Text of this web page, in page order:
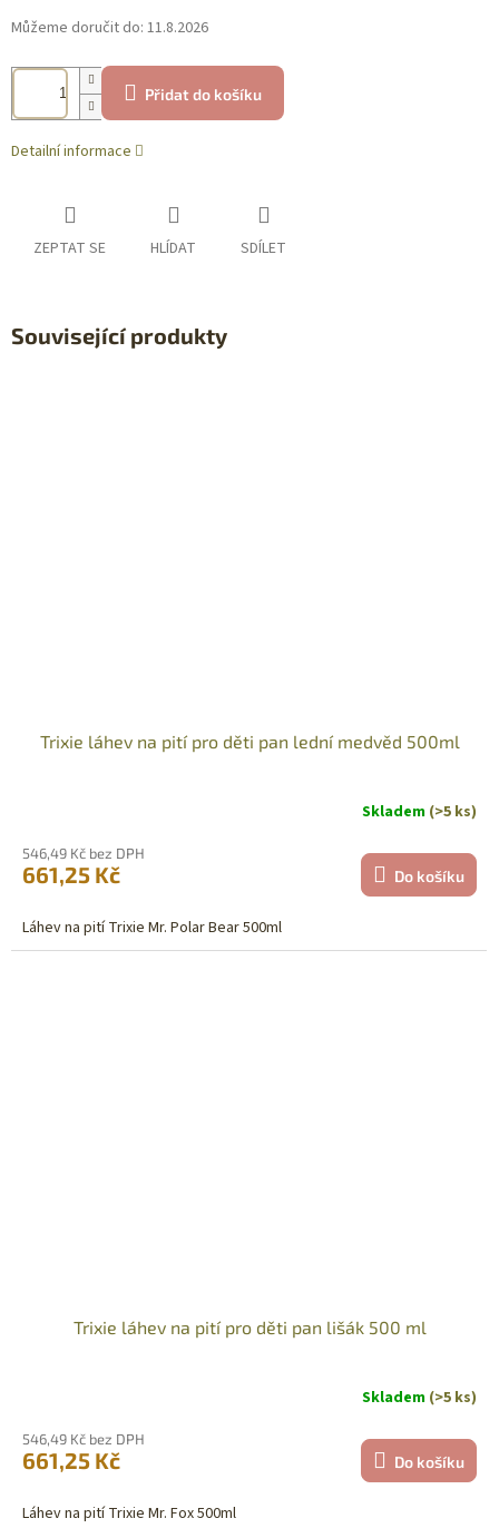
Můžeme doručit do: 11.8.2026
Přidat do košíku
Detailní informace
ZEPTAT SE HLÍDAT SDÍLET
Související produkty
Trixie láhev na pití pro děti pan lední medvěd 500ml
Skladem (>5 ks)
546,49 Kč bez DPH
661,25 Kč Do košíku
Láhev na pití Trixie Mr. Polar Bear 500ml
Trixie láhev na pití pro děti pan lišák 500 ml
Skladem (>5 ks)
546,49 Kč bez DPH
661,25 Kč Do košíku
Láhev na pití Trixie Mr. Fox 500ml